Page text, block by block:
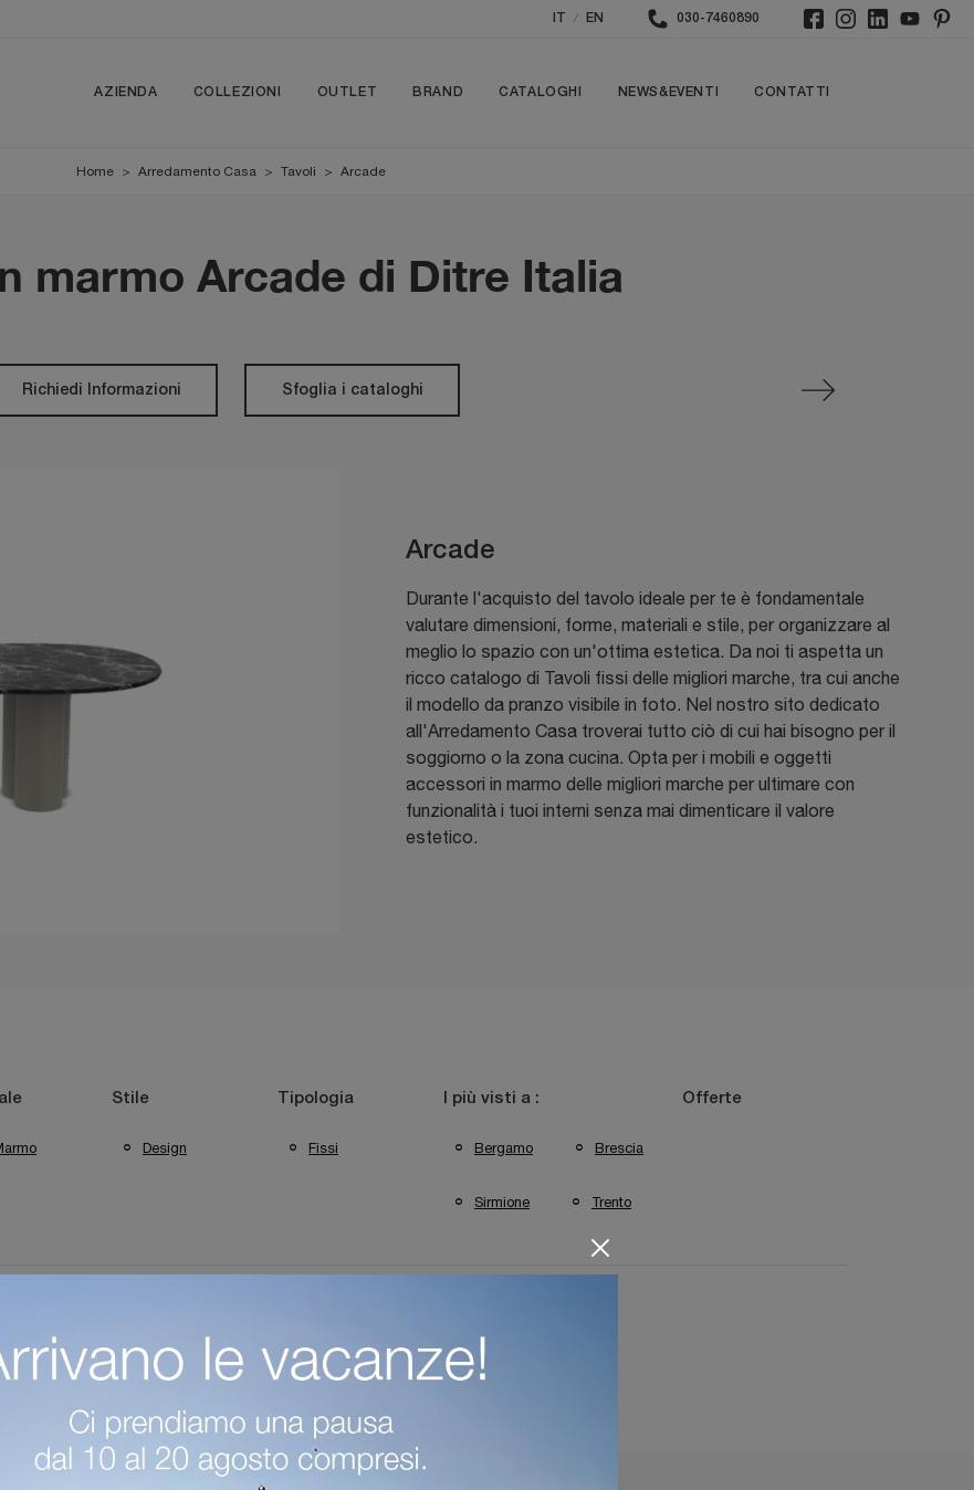
/ EN 030-7460890
AZIENDA COLLEZIONI OUTLET BRAND CATALOGHI NEWS&EVENTI CONTATTI
Home > Arredamento Casa > Tavoli > Arcade
marmo Arcade di Ditre Italia
Richiedi Informazioni Sfoglia i cataloghi
Arcade
Durante l'acquisto del tavolo ideale per te è fondamentale
valutare dimensioni, forme, materiali e stile, per organizzare al
meglio lo spazio con un'ottima estetica. Da noi ti aspetta un
ricco catalogo di Tavoli fissi delle migliori marche, tra cui anche
il modello da pranzo visibile in foto. Nel nostro sito dedicato
all'Arredamento Casa troverai tutto ciò di cui hai bisogno per il
soggiorno o la zona cucina. Opta per i mobili e oggetti
accessori in marmo delle migliori marche per ultimare con
funzionalità i tuoi interni senza mai dimenticare il valore
estetico.
Stile
Design
Tipologia
Fissi
I più visti a :
Bergamo Brescia
Sirmione Trento
Offerte